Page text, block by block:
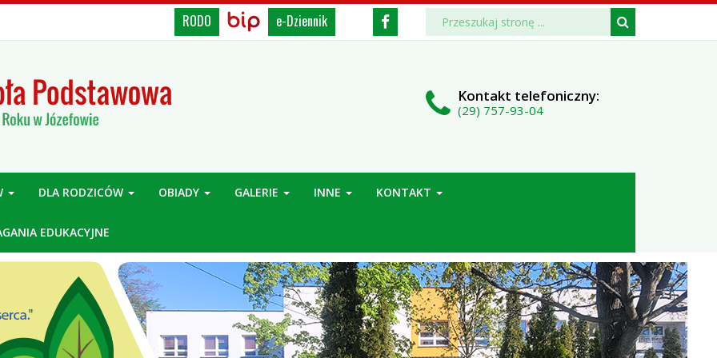
Rodo,
e-
Dziennik
RODO
Biuletyn
Informacji
e-Dziennik
Media
społecznościowe
FacebookWyszukiwarka
Formularz
wyszukiwania
Wyszukiwana
fraza:
Szukaj
Kontakt telefoniczny:
(29) 757-93-04
DLA RODZICÓW OBIADY GALERIE INNE KONTAKT
EDUKACYJNE